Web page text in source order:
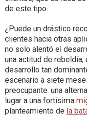
de este tipo.
¿Puede un drástico
clientes hacia otras
no solo alentó el
una actitud de rebeldía,
desarrollo tan
escenario a siete
preocupante: una
lugar a una fortísima
planteamiento de la